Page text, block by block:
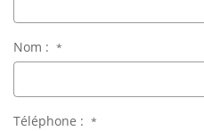
Nom : *
Téléphone : *